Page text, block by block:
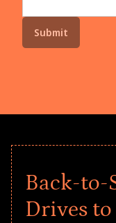
Back-to-
Drives